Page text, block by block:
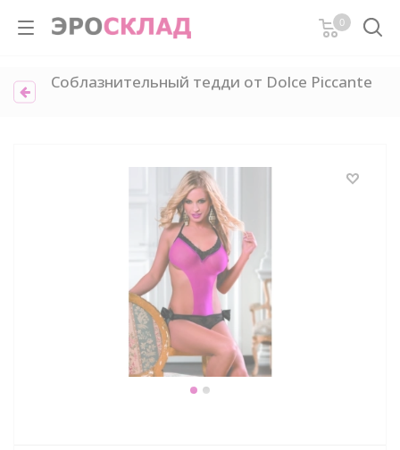
0
Соблазнительный тедди от Dolce Piccante